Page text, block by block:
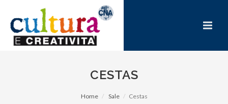
CESTAS
Home Sale Cestas